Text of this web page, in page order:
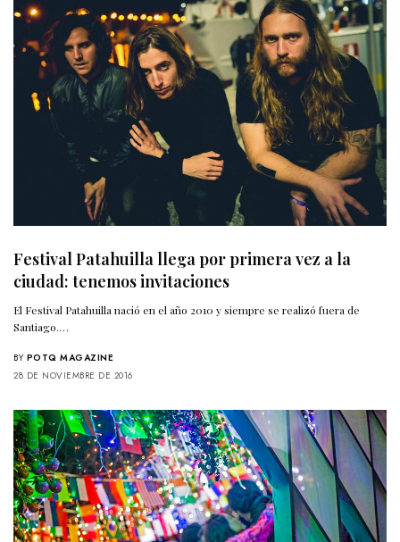
Festival Patahuilla llega por primera vez a la
ciudad: tenemos invitaciones
El Festival Patahuilla nació en el año 2010 y siempre se realizó fuera de
Santiago.…
BY POTQ MAGAZINE
28 DE NOVIEMBRE DE 2016